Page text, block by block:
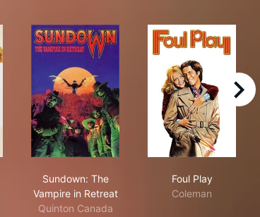
Sundown: The
Vampire in Retreat
Quinton Canada
Foul Play
Coleman
right